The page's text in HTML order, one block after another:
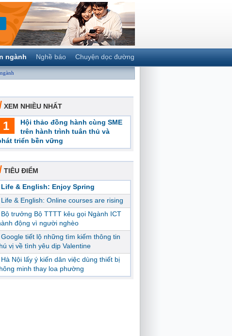
ngành Nghề báo Chuyện dọc đường
XEM NHIỀU NHẤT
1
Hội thảo đồng hành cùng SME
trên hành trình tuân thủ và
triển bền vững
TIÊU ĐIỂM
Life & English: Enjoy Spring
Life & English: Online courses are rising
Bộ trưởng Bộ TTTT kêu gọi Ngành ICT
động vì người nghèo
Google tiết lộ những tìm kiếm thông tin
vị về tình yêu dịp Valentine
Hà Nội lấy ý kiến dân việc dùng thiết bị
minh thay loa phường